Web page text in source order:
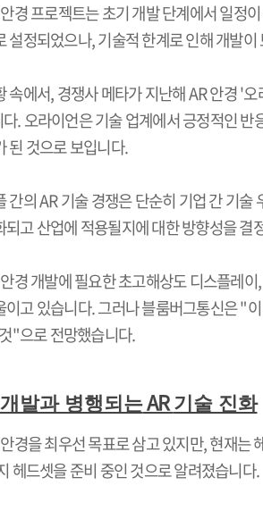
안경 프로젝트는 초기 개발 단계에서 일정
설정되었으나,기술적 한계로 인해 개발
속에서,경쟁사 메타가 지난해AR안경'오
.오라이언은 기술 업계에서 긍정적인 반
된 것으로 보입니다.
간의AR기술 경쟁은 단순히 기업 간 기술
되고 산업에 적용될지에 대한 방향성을
안경 개발에 필요한 초고해상도 디스플레이,
이고 있습니다.그러나 블룸버그통신은"
"으로 전망했습니다.
발과 병행되는AR 기술 진화
안경을 최우선 목표로 삼고 있지만,현재는
헤드셋을 준비 중인 것으로 알려졌습니다.